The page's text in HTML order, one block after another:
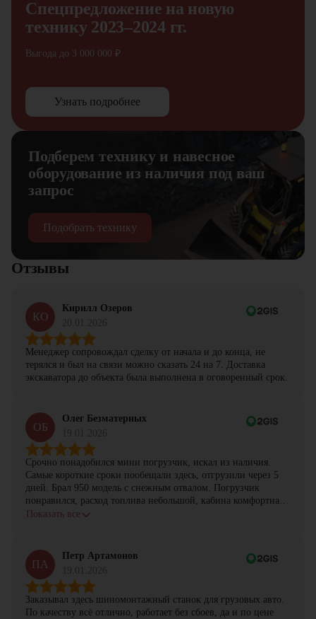
Спецпредложение на новую
технику 2023–2024 гг.
Выгода до 3 000 000 ₽
Узнать подробнее
Подберем технику и навесное
оборудование из наличия под ваш
запрос
Подобрать технику
Отзывы
КО
Кирилл Озеров
Менеджер сопровождал сделку от начала и до конца, не
терялся и был на связи можно сказать 24 на 7. Доставка
экскаватора до объекта была выполнена в оговоренный срок.
ОБ
Олег Безматерных
Срочно понадобился мини погрузчик, искал из наличия.
Самые короткие сроки пообещали здесь, отгрузили через 5
дней. Брал 950 модель с снежным отвалом. Погрузчик
понравился, расход топлива небольшой, кабина комфортная,
с задачами справляется.
Показать все
ПА
Петр Артамонов
Заказывал здесь шиномонтажный станок для грузовых авто.
По качеству всё отлично, работает без сбоев, да и по цене